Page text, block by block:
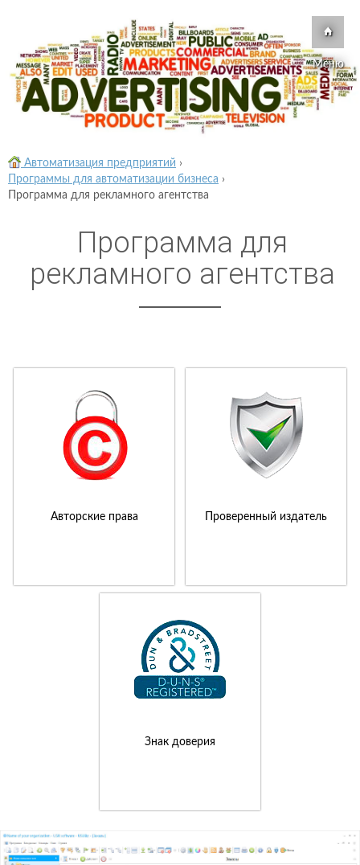
Меню
Автоматизация предприятий ›
Программы для автоматизации бизнеса ›
Программа для рекламного агентства
Программа для
рекламного агентства
Авторские права Проверенный издатель
Знак доверия